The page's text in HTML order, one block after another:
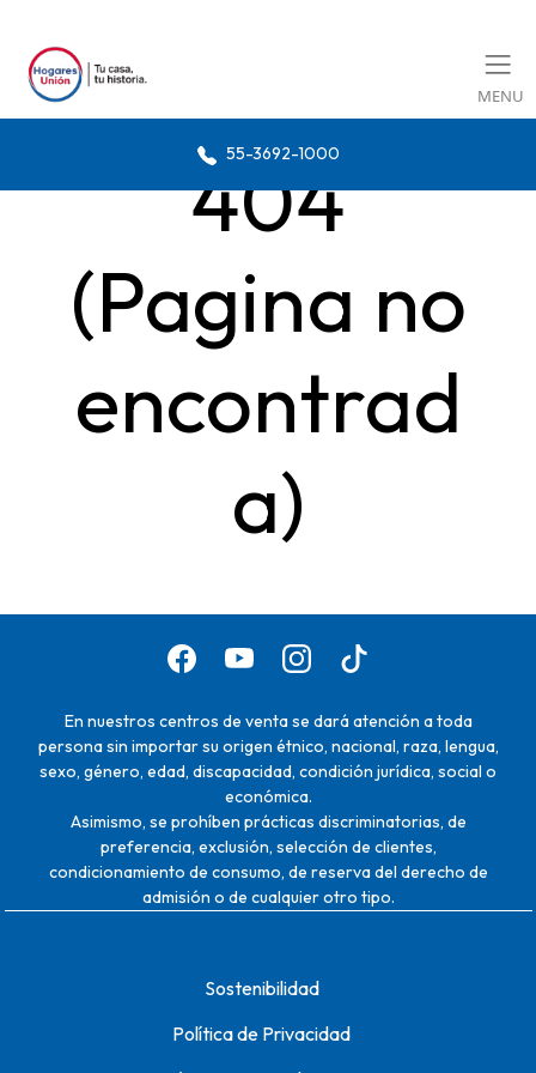
MENU
55-3692-1000
404
(Pagina no
encontrad
a)
En nuestros centros de venta se dará atención a toda
persona sin importar su origen étnico, nacional, raza, lengua,
sexo, género, edad, discapacidad, condición jurídica, social o
económica.
Asimismo, se prohíben prácticas discriminatorias, de
preferencia, exclusión, selección de clientes,
condicionamiento de consumo, de reserva del derecho de
admisión o de cualquier otro tipo.
Sostenibilidad
Política de Privacidad